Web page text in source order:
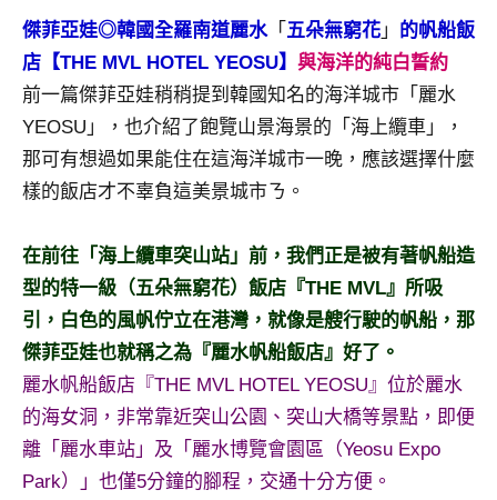
班
底、
外
景
目
主
吳
哥
泰
國
旅
遊
書
作
者、
傑菲亞娃◎韓國全羅南道麗水「 五朵無窮花 」
的帆船飯
店【THE MVL HOTEL YEOSU】 與海洋的純白誓約
前一篇傑菲亞娃稍稍提到韓國知名的海洋城市「麗水
YEOSU」，也介紹了飽覽山景海景的「海上纜車」，
那可有想過如果能住在這海洋城市一晚，應該選擇什麼
樣的飯店才不辜負這美景城市ㄋ。
在前往「海上纜車突山站」前，我們正是被有著帆船造
型的特一級（五朵無窮花）飯店『THE MVL』所吸
引，白色的風帆佇立在港灣，就像是艘行駛的帆船，那
傑菲亞娃也就稱之為『麗水帆船飯店』好了。
麗水帆船飯店『THE MVL HOTEL YEOSU』位於麗水
的海女洞，非常靠近突山公園、突山大橋等景點，即便
離「麗水車站」及「麗水博覽會園區（Yeosu Expo
Park）」也僅5分鐘的腳程，交通十分方便。